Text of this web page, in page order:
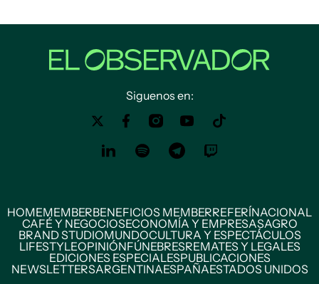
Siguenos en:
HOMEMEMBERBENEFICIOS MEMBERREFERÍNACIONAL
CAFÉ Y NEGOCIOSECONOMÍA Y EMPRESASAGRO
BRAND STUDIOMUNDOCULTURA Y ESPECTÁCULOS
LIFESTYLEOPINIÓNFÚNEBRESREMATES Y LEGALES
EDICIONES ESPECIALESPUBLICACIONES
NEWSLETTERSARGENTINAESPAÑAESTADOS UNIDOS